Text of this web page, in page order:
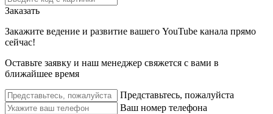
Заказать
Закажите ведение и развитие вашего YouTube канала прямо
сейчас!
Оставьте заявку и наш менеджер свяжется с вами в
ближайшее время
Представьтесь, пожалуйста
Ваш номер телефона